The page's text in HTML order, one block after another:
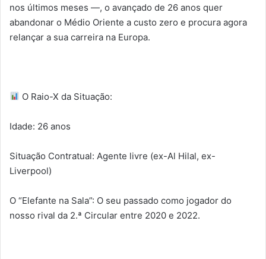
nos últimos meses —, o avançado de 26 anos quer
abandonar o Médio Oriente a custo zero e procura agora
relançar a sua carreira na Europa.
O Raio-X da Situação:
​Idade: 26 anos
​Situação Contratual: Agente livre (ex-Al Hilal, ex-
Liverpool)
​O “Elefante na Sala”: O seu passado como jogador do
nosso rival da 2.ª Circular entre 2020 e 2022.